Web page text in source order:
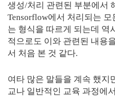
생성/처리 관련된 부분에서
Tensorflow에서 처리되는 모
는 형식을 따르게 되는데 역
적으로도 이와 관련된 내용
서 처음 본 것 같다.
여타 많은 말들을 계속 했지
교나 일반적인 교육 과정에